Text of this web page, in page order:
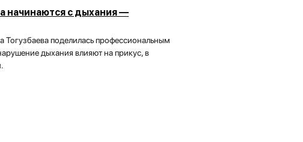
начинаются с дыхания —
поделилась профессиональным
дыхания влияют на прикус, в